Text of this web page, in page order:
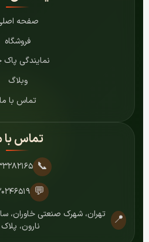
صفحه
فروشگاه
نمایندگی
وبلاگ
تماس با ما
تماس با
📞 ۰۲۱-
💬
📍
تهران، شهرک صنعتی خاوران،
نارون، پلاک